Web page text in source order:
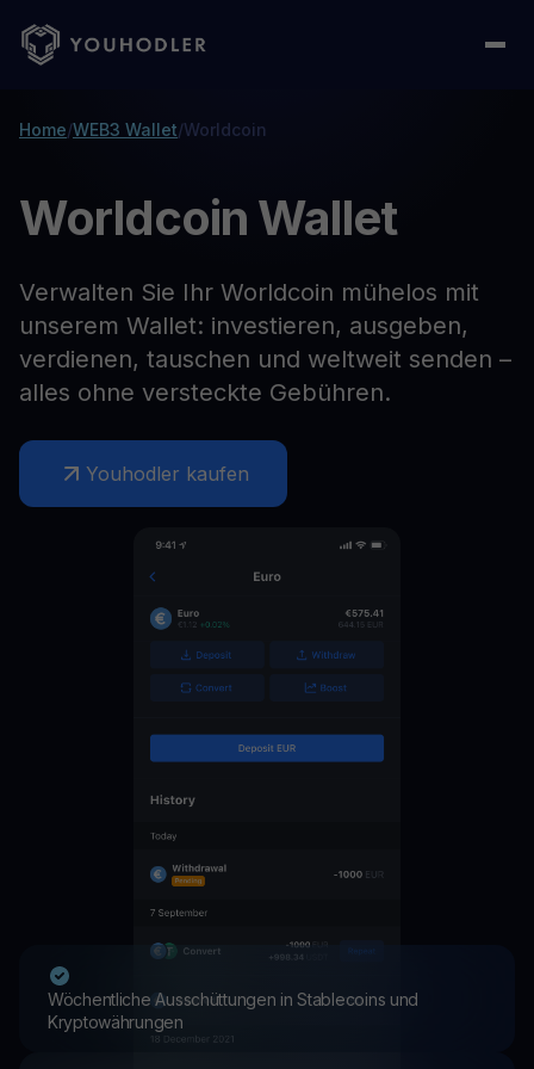
Home/WEB3 Wallet/Worldcoin
Worldcoin Wallet
Verwalten Sie Ihr Worldcoin mühelos mit
unserem Wallet: investieren, ausgeben,
verdienen, tauschen und weltweit senden –
alles ohne versteckte Gebühren.
Youhodler kaufen
Wöchentliche Ausschüttungen in Stablecoins und
Kryptowährungen